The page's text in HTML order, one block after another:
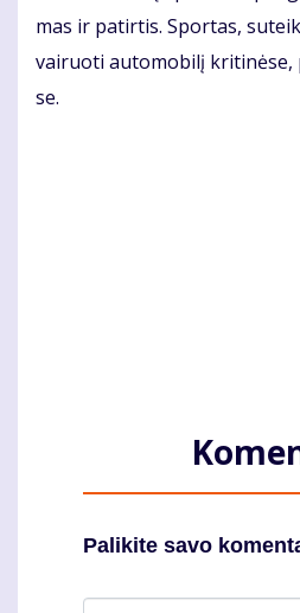
mas ir pa­tir­tis. Spor­tas,
vai­ruo­ti au­to­mo­bi­lį
se.
Palikite savo